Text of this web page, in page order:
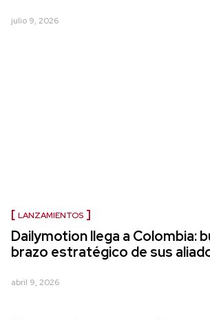
julio 9, 2026
LANZAMIENTOS
Dailymotion llega a Colombia:
brazo estratégico de sus
abril 9, 2026